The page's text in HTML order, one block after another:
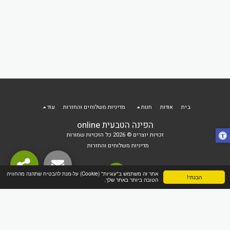
הבנתי!
אתר זה משתמש ב"עוגיות" (Cookie) על-מנת להבטיח שתהנה מהחוויה
הטובה ביותר באתר שלך.
הפינה הטבעית online
זכויות יוצרים © 2026 כל הזכויות שמורות
מדיניות משלוחים והחזרות
בית אודות חנות מדיניות משלוחים והחזרות עוד